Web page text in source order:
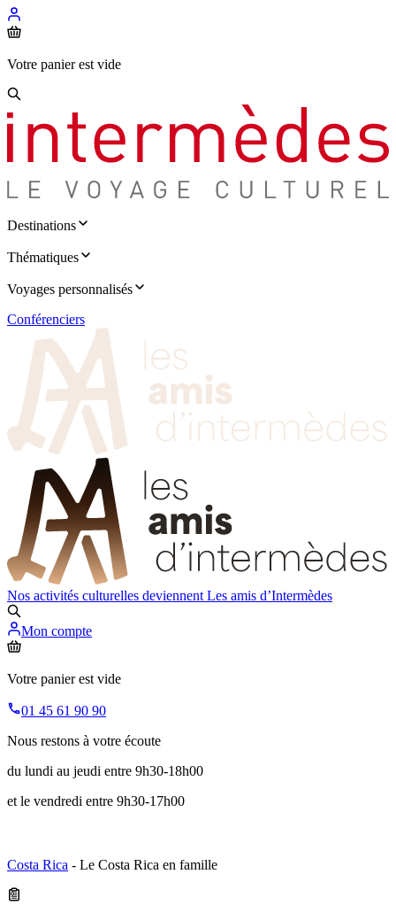
Votre panier est vide
Destinations
Thématiques
Voyages personnalisés
Conférenciers
Nos activités culturelles deviennent Les amis d’Intermèdes
Mon compte
Votre panier est vide
01 45 61 90 90
Nous restons à votre écoute
du lundi au jeudi entre 9h30-18h00
et le vendredi entre 9h30-17h00
Costa Rica - Le Costa Rica en famille